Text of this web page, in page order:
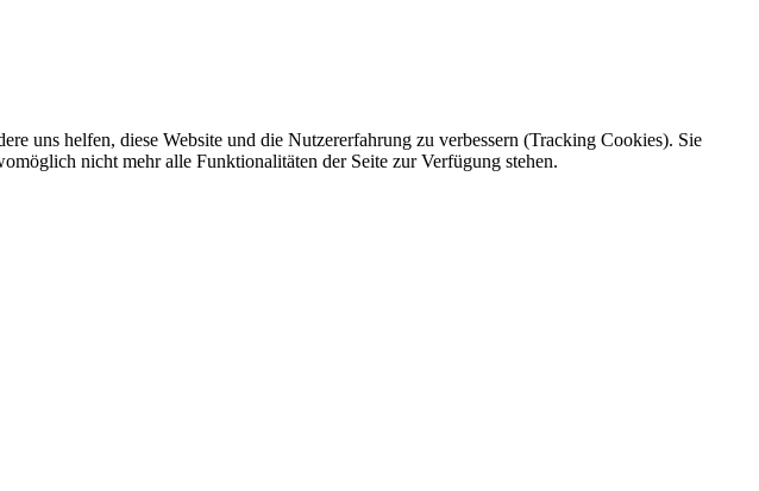
uns helfen, diese Website und die Nutzererfahrung zu verbessern (Tracking Cookies). Sie
nicht mehr alle Funktionalitäten der Seite zur Verfügung stehen.